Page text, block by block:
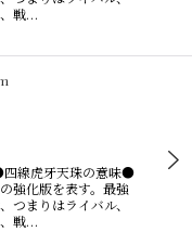
戦…
線虎牙天珠の意味●
強化版を表す。最強
つまりはライバル、
戦…